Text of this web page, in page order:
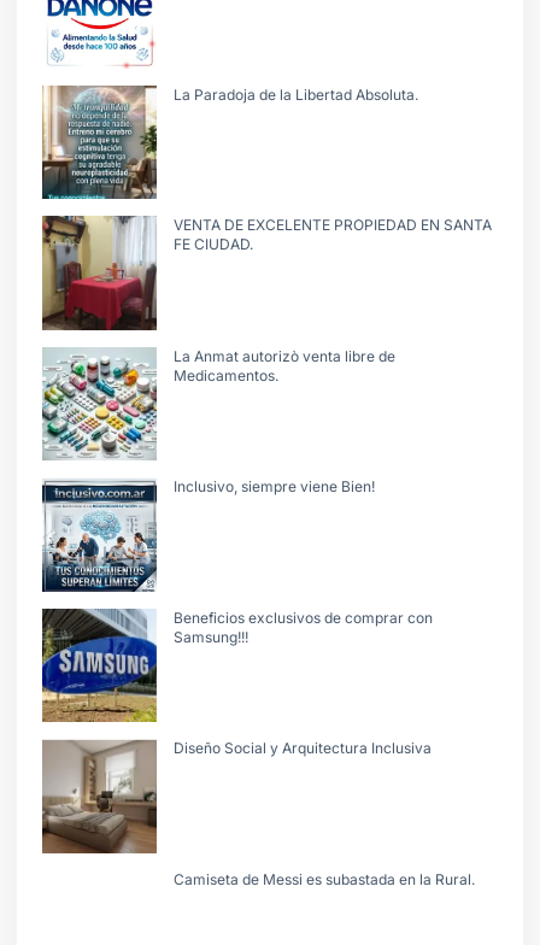
La Paradoja de la Libertad Absoluta.
VENTA DE EXCELENTE PROPIEDAD EN SANTA
FE CIUDAD.
La Anmat autorizò venta libre de
Medicamentos.
Inclusivo, siempre viene Bien!
Beneficios exclusivos de comprar con
Samsung!!!
Diseño Social y Arquitectura Inclusiva
Camiseta de Messi es subastada en la Rural.